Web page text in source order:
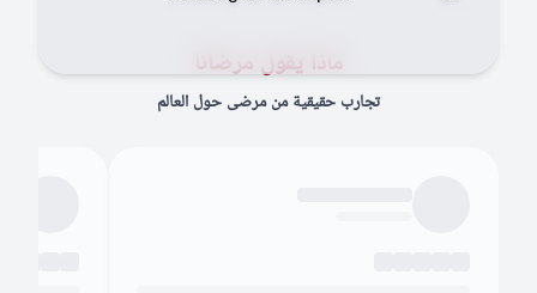
ماذا يقول مرضانا
تجارب حقيقية من مرضى حول العالم